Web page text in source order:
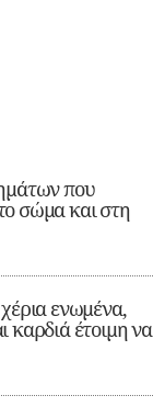
που
σώμα και στη
ενωμένα,
καρδιά έτοιμη να